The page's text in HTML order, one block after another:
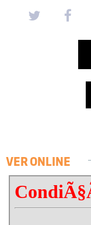
VER ONLINE